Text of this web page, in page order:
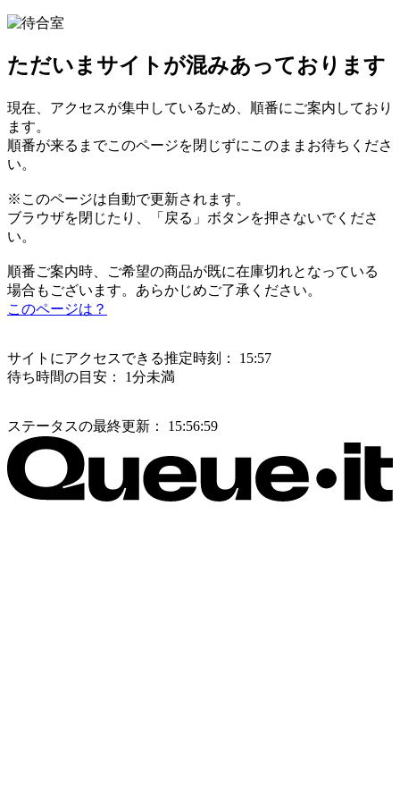
ただいまサイトが混みあっております
現在、アクセスが集中しているため、順番にご案内しており
ます。
順番が来るまでこのページを閉じずにこのままお待ちくださ
い。
※このページは自動で更新されます。
ブラウザを閉じたり、「戻る」ボタンを押さないでくださ
い。
順番ご案内時、ご希望の商品が既に在庫切れとなっている
場合もございます。あらかじめご了承ください。
このページは？
サイトにアクセスできる推定時刻：
15:57
待ち時間の目安：
1分未満
ステータスの最終更新： 15:56:59